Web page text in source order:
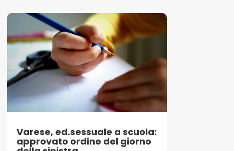
Varese, ed.sessuale a scuola:
approvato ordine del giorno